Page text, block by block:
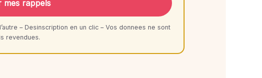
mes rappels
– Desinscription en un clic – Vos donnees ne sont
revendues.